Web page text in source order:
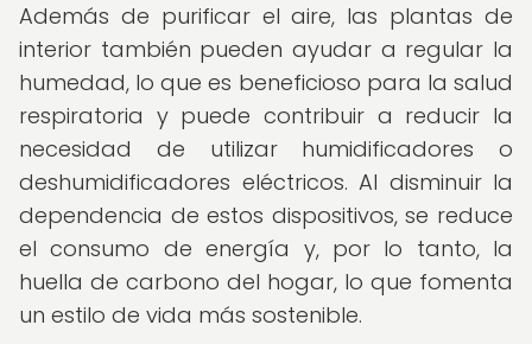
Además de purificar el aire, las plantas de
interior también pueden ayudar a regular la
humedad, lo que es beneficioso para la salud
respiratoria y puede contribuir a reducir la
necesidad de utilizar humidificadores o
deshumidificadores eléctricos. Al disminuir la
dependencia de estos dispositivos, se reduce
el consumo de energía y, por lo tanto, la
huella de carbono del hogar, lo que fomenta
un estilo de vida más sostenible.